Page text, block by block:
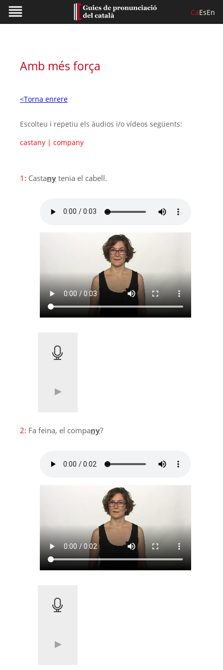
CaEsEn
Amb més força
<Torna enrere
Escolteu i repetiu els àudios i/o vídeos següents:
castany | company
1: Castany tenia el cabell.
2: Fa feina, el company?